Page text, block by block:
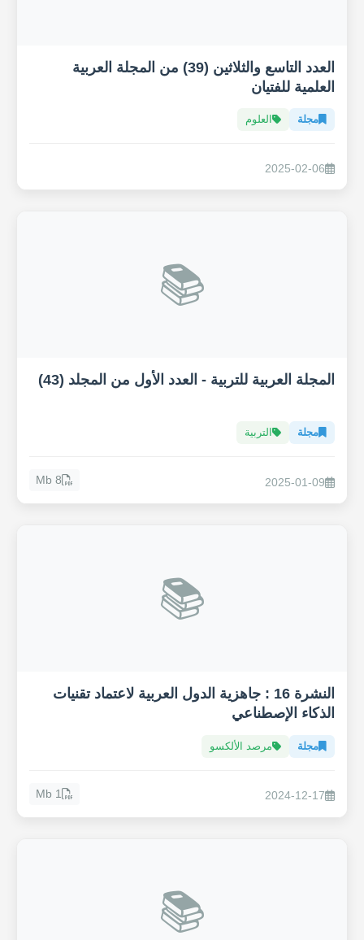
العدد التاسع والثلاثين (39) من المجلة العربية
العلمية للفتيان
مجلة العلوم
2025-02-06
📚
المجلة العربية للتربية - العدد الأول من المجلد (43)
مجلة التربية
2025-01-09
8 Mb
📚
النشرة 16 : جاهزية الدول العربية لاعتماد تقنيات
الذكاء الإصطناعي
مجلة مرصد الألكسو
2024-12-17
1 Mb
📚